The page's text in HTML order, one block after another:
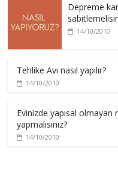
Depreme
14/10/2010
Tehlike Avı nasıl yapılır?
14/10/2010
Evinizde yapısal
yapmalısınız?
14/10/2010